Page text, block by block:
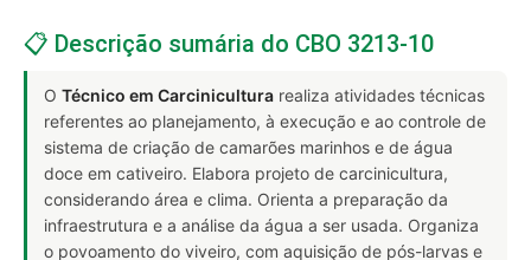
📋 Descrição sumária do CBO 3213-10
O Técnico em Carcinicultura realiza atividades técnicas
referentes ao planejamento, à execução e ao controle de
sistema de criação de camarões marinhos e de água
doce em cativeiro. Elabora projeto de carcinicultura,
considerando área e clima. Orienta a preparação da
infraestrutura e a análise da água a ser usada. Organiza
o povoamento do viveiro, com aquisição de pós-larvas e